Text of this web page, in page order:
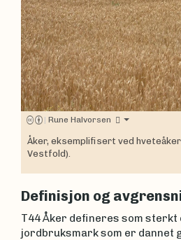
| Rune Halvorsen
Åker, eksemplifisert ved hveteåker
Vestfold).
Definisjon og
T44 Åker defineres som sterkt
jordbruksmark som er dannet